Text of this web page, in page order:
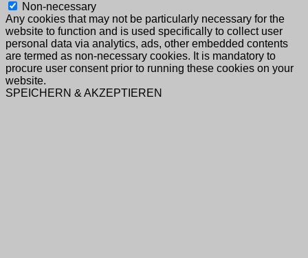
Non-necessary
Any cookies that may not be particularly necessary for the
website to function and is used specifically to collect user
personal data via analytics, ads, other embedded contents
are termed as non-necessary cookies. It is mandatory to
procure user consent prior to running these cookies on your
website.
SPEICHERN & AKZEPTIEREN